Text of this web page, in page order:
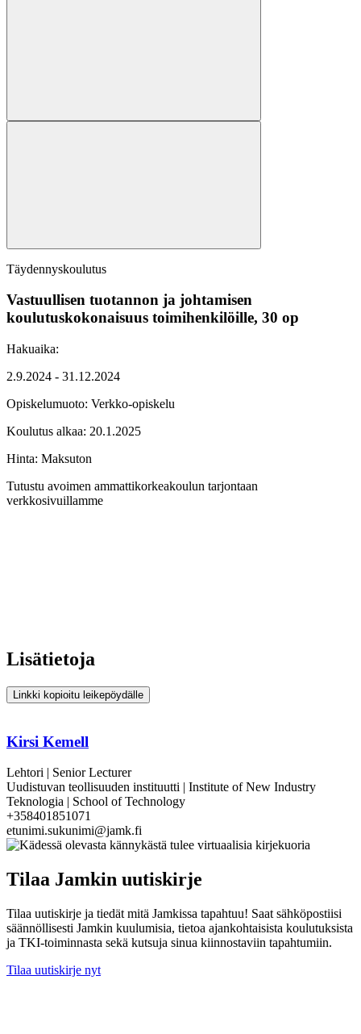
Täydennyskoulutus
Vastuullisen tuotannon ja johtamisen
koulutuskokonaisuus toimihenkilöille, 30 op
Hakuaika:
2.9.2024 - 31.12.2024
Opiskelumuoto: Verkko-opiskelu
Koulutus alkaa: 20.1.2025
Hinta: Maksuton
Tutustu avoimen ammattikorkeakoulun tarjontaan
verkkosivuillamme
Lisätietoja
Linkki kopioitu leikepöydälle
Kirsi Kemell
Lehtori | Senior Lecturer
Uudistuvan teollisuuden instituutti | Institute of New Industry
Teknologia | School of Technology
+358401851071
etunimi.sukunimi@jamk.fi
Tilaa Jamkin uutiskirje
Tilaa uutiskirje ja tiedät mitä Jamkissa tapahtuu! Saat sähköpostiisi
säännöllisesti Jamkin kuulumisia, tietoa ajankohtaisista koulutuksista
ja TKI-toiminnasta sekä kutsuja sinua kiinnostaviin tapahtumiin.
Tilaa uutiskirje nyt